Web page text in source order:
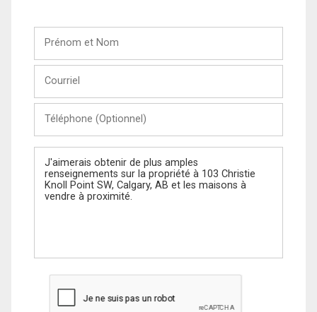
Nom
(Optionnel)
Message